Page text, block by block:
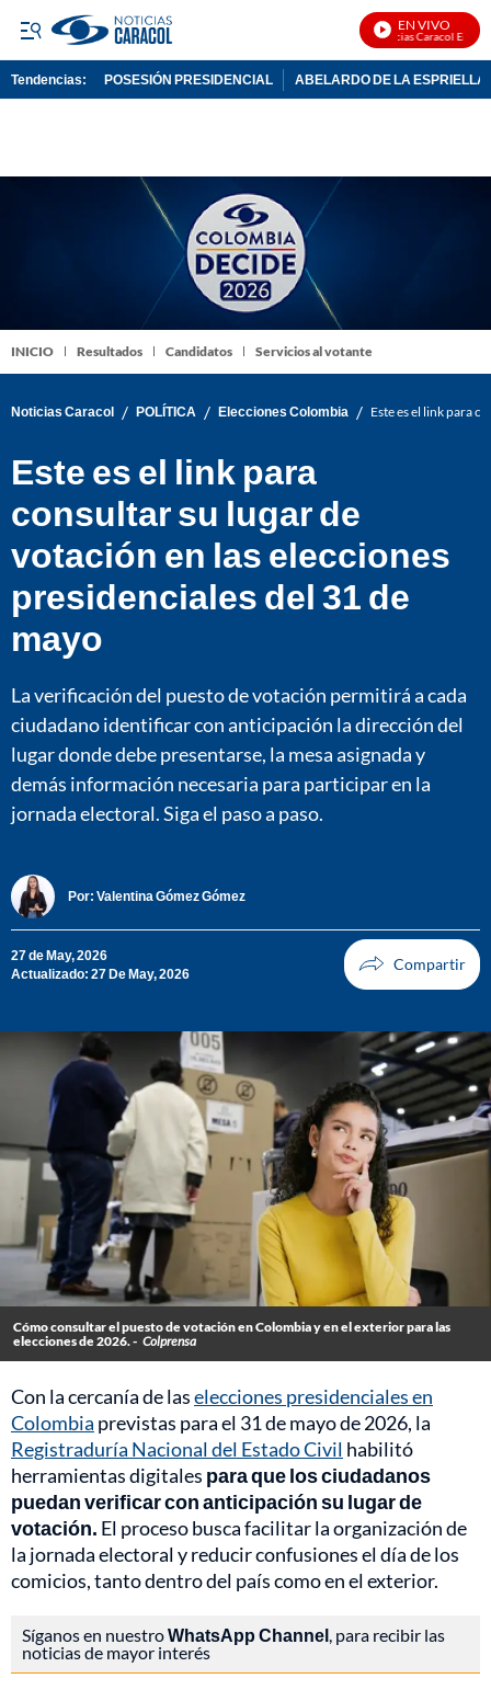
EN VIVO
Noticias Caracol En Vivo
Tendencias: POSESIÓN PRESIDENCIAL ABELARDO DE LA ESPRIELLA
INICIO Resultados Candidatos Servicios al votante
Noticias Caracol / POLÍTICA / Elecciones Colombia / Este es el link para
Este es el link para
consultar su lugar de
votación en las elecciones
presidenciales del 31 de
mayo
La verificación del puesto de votación permitirá a cada
ciudadano identificar con anticipación la dirección del
lugar donde debe presentarse, la mesa asignada y
demás información necesaria para participar en la
jornada electoral. Siga el paso a paso.
Por: Valentina Gómez Gómez
27 de May, 2026
Actualizado: 27 De May, 2026
Cómo consultar el puesto de votación en Colombia y en el exterior para las
elecciones de 2026. - Colprensa
Con la cercanía de laselecciones presidenciales en
Colombia previstas para el 31 de mayo de 2026, la
Registraduría Nacional del Estado Civil habilitó
herramientas digitales para que los ciudadanos
puedan verificar con anticipación su lugar de
votación. El proceso busca facilitar la organización de
la jornada electoral y reducir confusiones el día de los
comicios, tanto dentro del país como en el exterior.
Síganos en nuestroWhatsApp Channel, para recibir las
noticias de mayor interés